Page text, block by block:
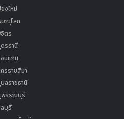
งใหม่
ษณุโลก
ตร
รธานี
นแก่น
รราชสีมา
ลราชธานี
พรรณบุรี
บุรี